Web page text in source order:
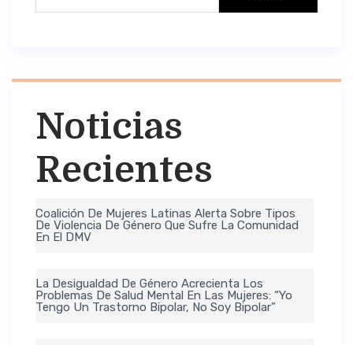
Noticias
Recientes
Coalición De Mujeres Latinas Alerta Sobre Tipos
De Violencia De Género Que Sufre La Comunidad
En El DMV
La Desigualdad De Género Acrecienta Los
Problemas De Salud Mental En Las Mujeres: “Yo
Tengo Un Trastorno Bipolar, No Soy Bipolar”